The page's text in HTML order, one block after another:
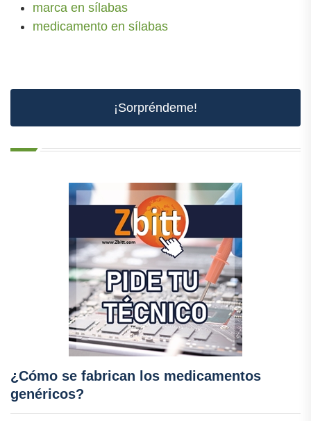
marca en sílabas
medicamento en sílabas
¡Sorpréndeme!
¿Cómo se fabrican los medicamentos
genéricos?